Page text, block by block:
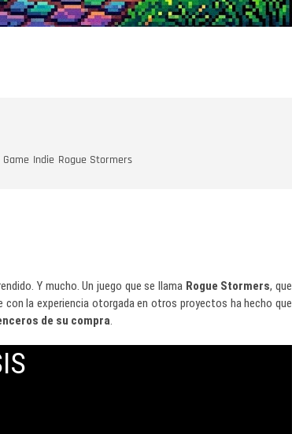
Indie Rogue Stormers
Y mucho. Un juego que se llama Rogue Stormers, que
con la experiencia otorgada en otros proyectos ha hecho que
de su compra.